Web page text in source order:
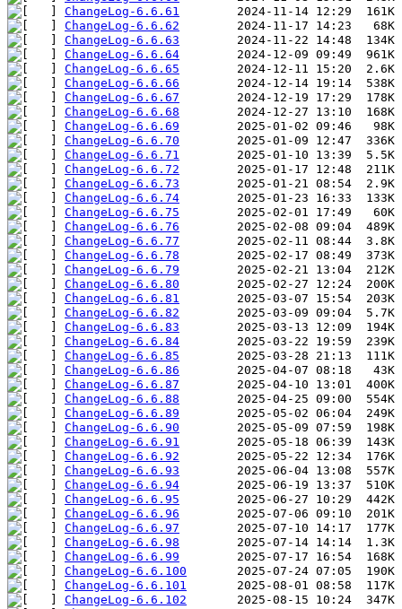
ChangeLog-6.6.61
ChangeLog-6.6.62
ChangeLog-6.6.63
ChangeLog-6.6.64
ChangeLog-6.6.65
ChangeLog-6.6.66
ChangeLog-6.6.67
ChangeLog-6.6.68
ChangeLog-6.6.69
ChangeLog-6.6.70
ChangeLog-6.6.71
ChangeLog-6.6.72
ChangeLog-6.6.73
ChangeLog-6.6.74
ChangeLog-6.6.75
ChangeLog-6.6.76
ChangeLog-6.6.77
ChangeLog-6.6.78
ChangeLog-6.6.79
ChangeLog-6.6.80
ChangeLog-6.6.81
ChangeLog-6.6.82
ChangeLog-6.6.83
ChangeLog-6.6.84
ChangeLog-6.6.85
ChangeLog-6.6.86
ChangeLog-6.6.87
ChangeLog-6.6.88
ChangeLog-6.6.89
ChangeLog-6.6.90
ChangeLog-6.6.91
ChangeLog-6.6.92
ChangeLog-6.6.93
ChangeLog-6.6.94
ChangeLog-6.6.95
ChangeLog-6.6.96
ChangeLog-6.6.97
ChangeLog-6.6.98
ChangeLog-6.6.99
ChangeLog-6.6.100
ChangeLog-6.6.101
ChangeLog-6.6.102